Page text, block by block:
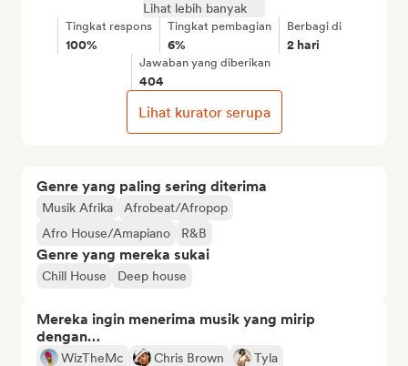
Genre yang paling sering diterima
Musik Afrika
Afrobeat/Afropop
Afro House/Amapiano
R&B
Genre yang mereka sukai
Chill House Deep house
Mereka ingin menerima musik yang mirip
dengan…
WizTheMc Chris Brown
Tyla
Lihat lebih banyak
Tingkat respons
100%
Tingkat pembagian
6%
Berbagi di
2 hari
Jawaban yang diberikan
404
Lihat kurator serupa